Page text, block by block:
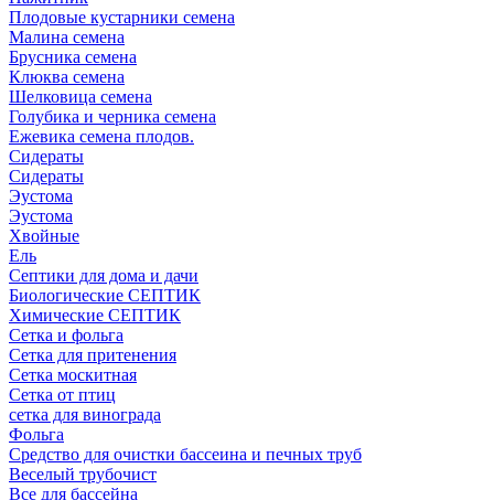
Плодовые кустарники семена
Малина семена
Брусника семена
Клюква семена
Шелковица семена
Голубика и черника семена
Ежевика семена плодов.
Сидераты
Сидераты
Эустома
Эустома
Хвойные
Ель
Септики для дома и дачи
Биологические СЕПТИК
Химические СЕПТИК
Сетка и фольга
Сетка для притенения
Сетка москитная
Сетка от птиц
сетка для винограда
Фольга
Средство для очистки бассеина и печных труб
Веселый трубочист
Все для бассейна